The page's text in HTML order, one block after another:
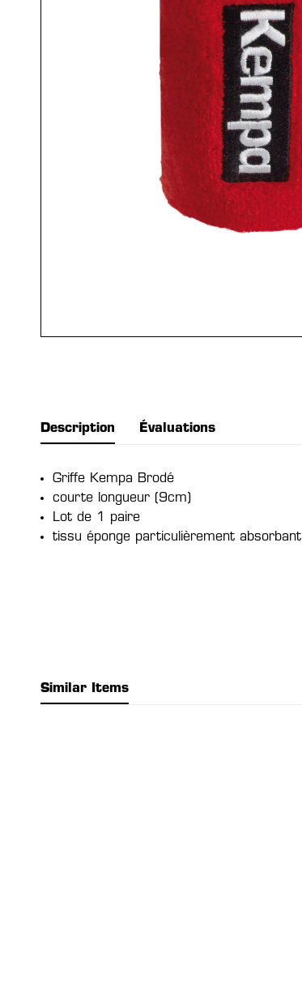
Description Évaluations
Griffe Kempa Brodé
courte longueur (9cm)
Lot de 1 paire
tissu éponge particulièrement absorbant
Similar Items